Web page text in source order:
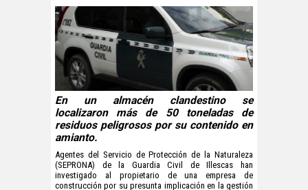
En un almacén clandestino se
localizaron más de 50 toneladas de
residuos peligrosos por su contenido en
amianto.
Agentes del Servicio de Protección de la Naturaleza
(SEPRONA) de la Guardia Civil de Illescas han
investigado al propietario de una empresa de
construcción por su presunta implicación en la gestión